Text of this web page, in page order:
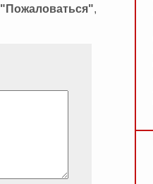
"Пожаловаться",